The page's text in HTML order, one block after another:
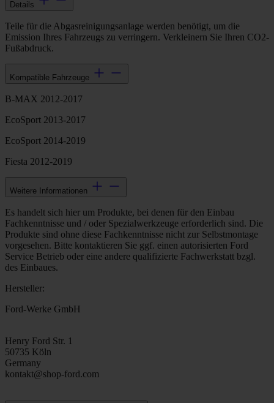
Details
Teile für die Abgasreinigungsanlage werden benötigt, um die
Emission Ihres Fahrzeugs zu verringern. Verkleinern Sie Ihren CO2-
Fußabdruck.
Kompatible Fahrzeuge
B-MAX 2012-2017
EcoSport 2013-2017
EcoSport 2014-2019
Fiesta 2012-2019
Weitere Informationen
Es handelt sich hier um Produkte, bei denen für den Einbau
Fachkenntnisse und / oder Spezialwerkzeuge erforderlich sind. Die
Produkte sind ohne diese Fachkenntnisse nicht zur Selbstmontage
vorgesehen. Bitte kontaktieren Sie ggf. einen autorisierten Ford
Service Betrieb oder eine andere qualifizierte Fachwerkstatt bzgl.
des Einbaues.
Hersteller:
Ford-Werke GmbH
Henry Ford Str. 1
50735 Köln
Germany
kontakt@shop-ford.com